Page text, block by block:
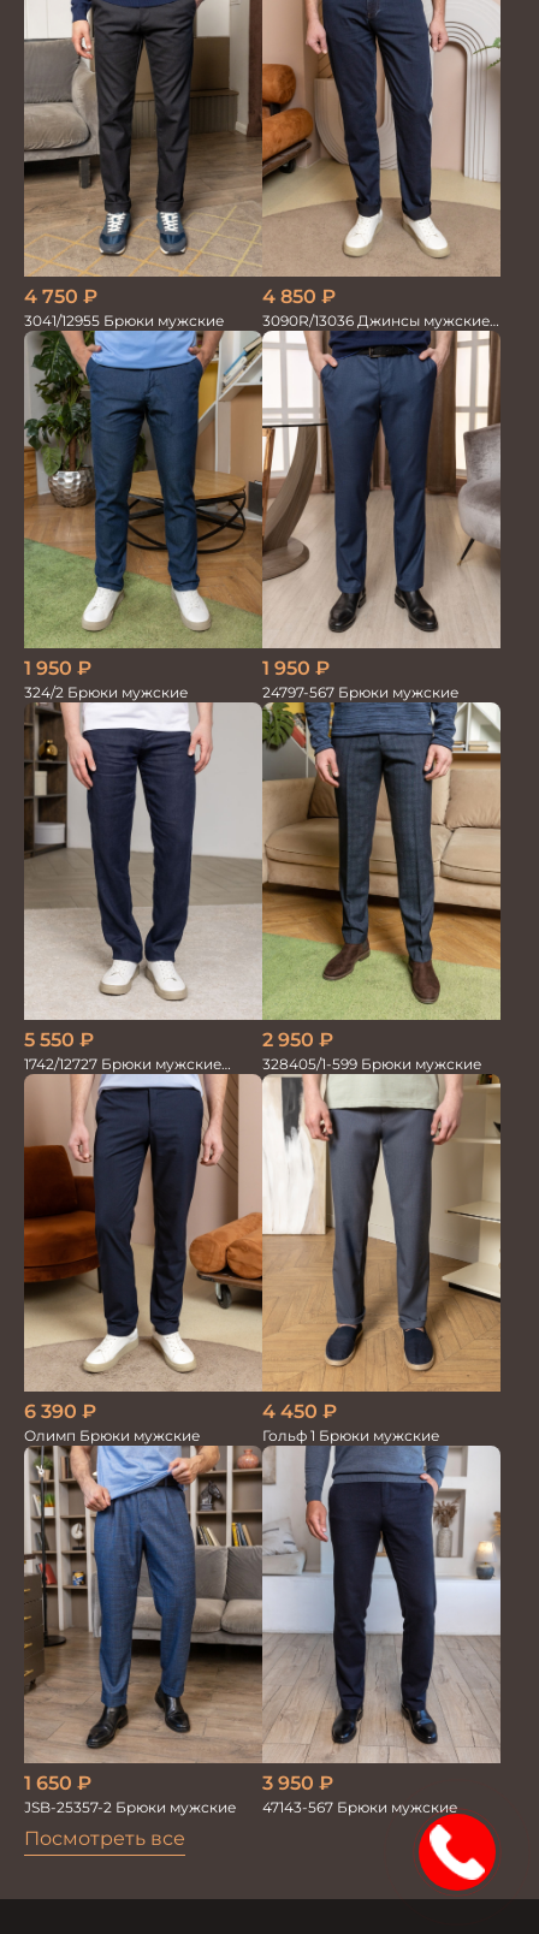
Посмотреть все
4 750 ₽
3041/12955 Брюки мужские
4 850 ₽
3090R/13036 Джинсы мужские
т.синий
1 950 ₽
324/2 Брюки мужские
1 950 ₽
24797-567 Брюки мужские
5 550 ₽
1742/12727 Брюки мужские
100%лён т.син
2 950 ₽
328405/1-599 Брюки мужские
6 390 ₽
Олимп Брюки мужские
4 450 ₽
Гольф 1 Брюки мужские
1 650 ₽
JSB-25357-2 Брюки мужские
3 950 ₽
47143-567 Брюки мужские